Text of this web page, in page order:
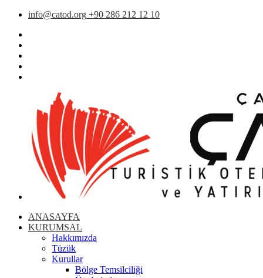
info@catod.org +90 286 212 12 10
ANASAYFA
KURUMSAL
Hakkımızda
Tüzük
Kurullar
Bölge Temsilciliği